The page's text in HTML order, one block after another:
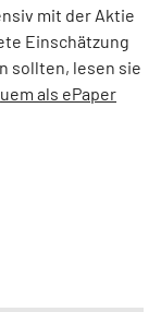
mit der Aktie
Einschätzung
sollten, lesen sie
als ePaper